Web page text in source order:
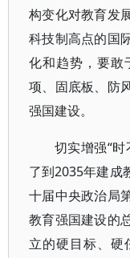
构变化对教育发
科技制高点的国
化和趋势，要敢
项、固底板、防
强国建设。
切实增强“
了到2035年建成
十届中央政治局
教育强国建设的
立的硬目标、硬